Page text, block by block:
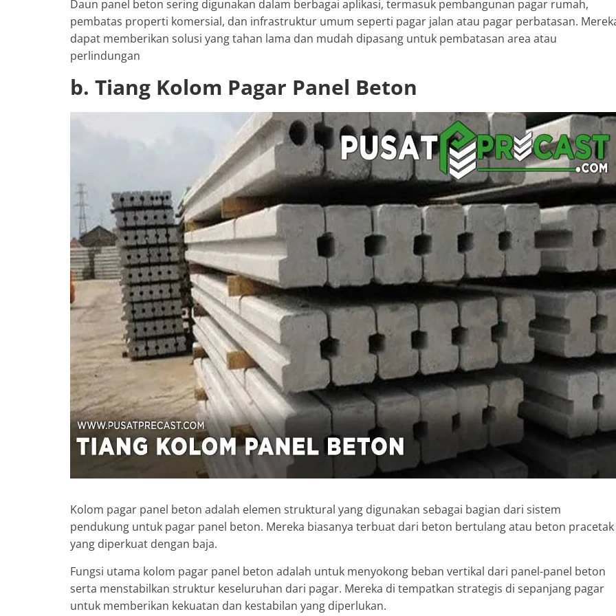
Daun panel beton sering digunakan dalam berbagai aplikasi, termasuk pembangunan pagar rumah,
pembatas properti komersial, dan infrastruktur umum seperti pagar jalan atau pagar perbatasan.
dapat memberikan solusi yang tahan lama dan mudah dipasang untuk pembatasan area atau
perlindungan
b. Tiang Kolom Pagar Panel Beton
Kolom pagar panel beton adalah elemen struktural yang digunakan sebagai bagian dari sistem
pendukung untuk pagar panel beton. Mereka biasanya terbuat dari beton bertulang atau beton pracetak
yang diperkuat dengan baja.
Fungsi utama kolom pagar panel beton adalah untuk menyokong beban vertikal dari panel-panel beton
serta menstabilkan struktur keseluruhan dari pagar. Mereka di tempatkan strategis di sepanjang pagar
untuk memberikan kekuatan dan kestabilan yang diperlukan.